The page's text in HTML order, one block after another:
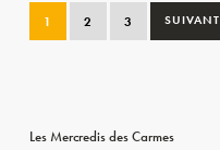
1 2 3 SUIVANT
Les Mercredis des Carmes